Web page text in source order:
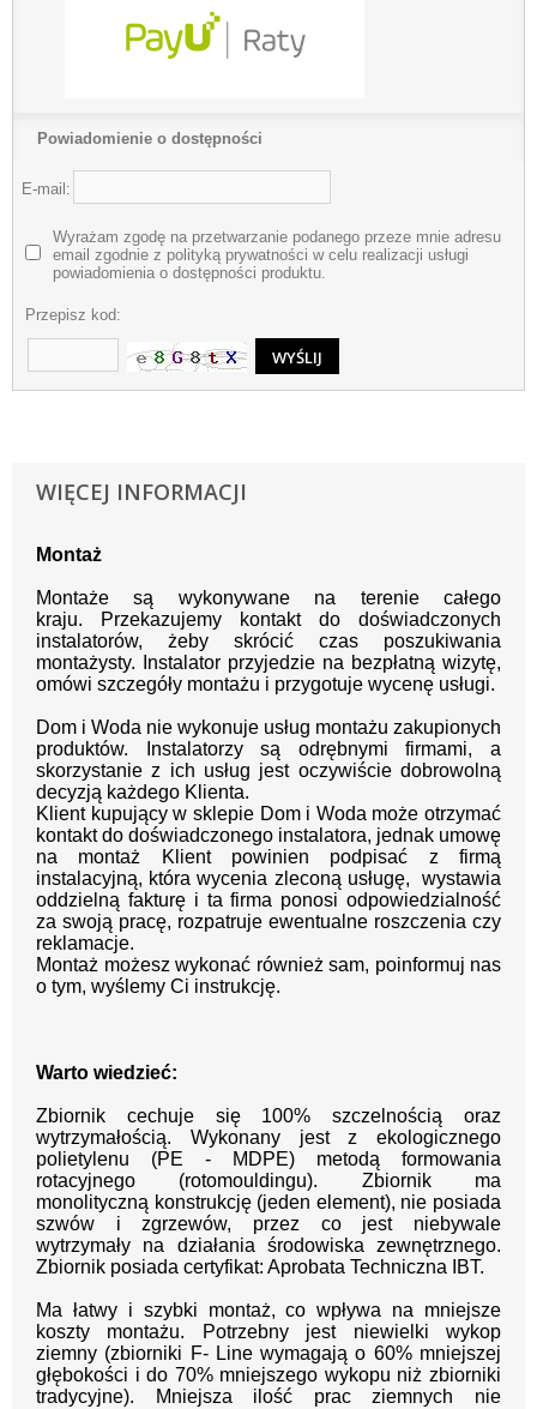
Powiadomienie o dostępności
E-mail:
Wyrażam zgodę na przetwarzanie podanego przeze mnie adresu
email zgodnie z polityką prywatności w celu realizacji usługi
powiadomienia o dostępności produktu.
Przepisz kod:
WIĘCEJ INFORMACJI
Montaż
Montaże są wykonywane na terenie całego
kraju.
Przekazujemy kontakt do doświadczonych
instalatorów, żeby skrócić czas poszukiwania
montażysty.
Instalator przyjedzie na bezpłatną wizytę,
omówi szczegóły montażu i przygotuje wycenę usługi.
Dom i Woda nie wykonuje usług montażu zakupionych
produktów. Instalatorzy są odrębnymi firmami, a
skorzystanie z ich usług jest oczywiście dobrowolną
decyzją każdego Klienta.
Klient kupujący w sklepie Dom i Woda może otrzymać
kontakt do doświadczonego instalatora, jednak umowę
na montaż Klient powinien podpisać z firmą
instalacyjną, która wycenia zleconą usługę, wystawia
oddzielną fakturę i ta firma ponosi odpowiedzialność
za swoją pracę, rozpatruje ewentualne roszczenia czy
reklamacje.
Montaż możesz wykonać również sam, poinformuj nas
o tym, wyślemy Ci instrukcję.
Warto wiedzieć:
Zbiornik cechuje się 100% szczelnością oraz
wytrzymałością. Wykonany jest z ekologicznego
polietylenu (PE - MDPE) metodą formowania
rotacyjnego (rotomouldingu). Zbiornik ma
monolityczną konstrukcję (jeden element), nie posiada
szwów i zgrzewów, przez co jest niebywale
wytrzymały na działania środowiska zewnętrznego.
Zbiornik posiada certyfikat: Aprobata Techniczna IBT.
Ma łatwy i szybki montaż, co wpływa na mniejsze
koszty montażu. Potrzebny jest niewielki wykop
ziemny (zbiorniki F- Line wymagają o 60% mniejszej
głębokości i do 70% mniejszego wykopu niż zbiorniki
tradycyjne). Mniejsza ilość prac ziemnych nie